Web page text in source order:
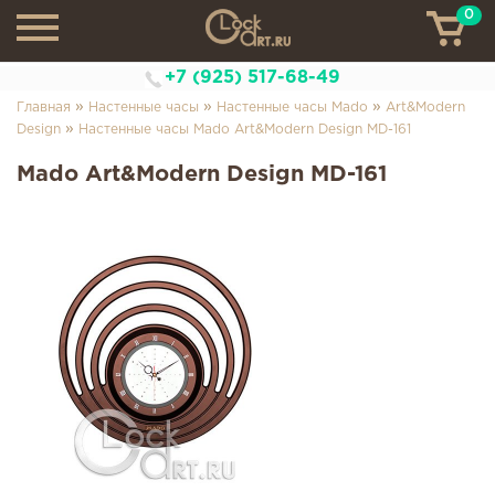
+7 (925) 517-68-49
ТН
0
Главная » Настенные часы » Настенные часы Mado » Art&Modern
Design » Настенные часы Mado Art&Modern Design MD-161
Mado Art&Modern Design MD-161